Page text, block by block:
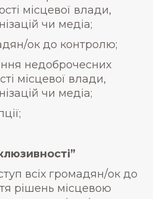
місцевої влади,
чи медіа;
ок до контролю;
недоброчесних
місцевої влади,
чи медіа;
всіх громадян/ок до
рішень місцевою